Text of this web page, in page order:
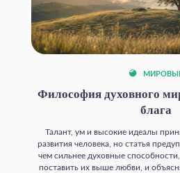
Философия духовного
блага
Талант, ум и высокие идеалы
развития человека, но статья
чем сильнее духовные
поставить их выше любви, и